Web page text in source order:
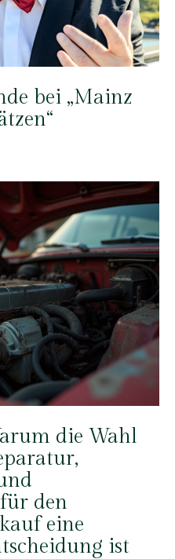
bei „Mainz
die Wahl
den
eine
ist